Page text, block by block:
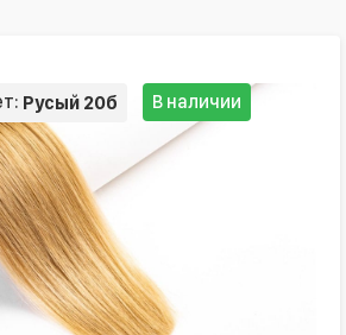
Русый 20б В наличии